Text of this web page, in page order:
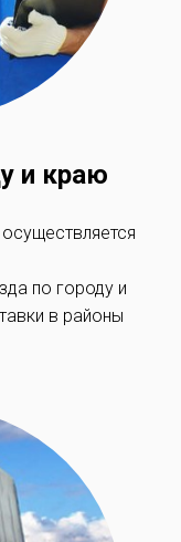
и краю
по городу и
в районы